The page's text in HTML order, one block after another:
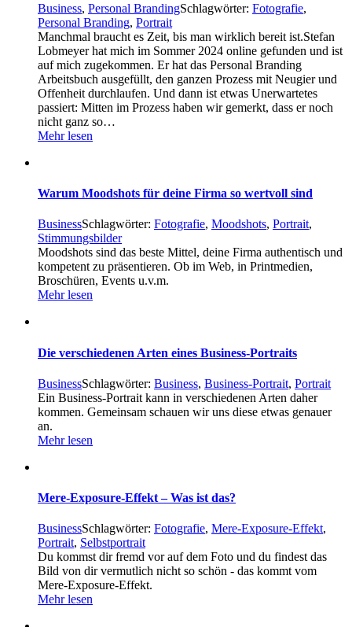
Business, Personal BrandingSchlagwörter: Fotografie,
Personal Branding, Portrait
Manchmal braucht es Zeit, bis man wirklich bereit ist.Stefan
Lobmeyer hat mich im Sommer 2024 online gefunden und ist
auf mich zugekommen. Er hat das Personal Branding
Arbeitsbuch ausgefüllt, den ganzen Prozess mit Neugier und
Offenheit durchlaufen. Und dann ist etwas Unerwartetes
passiert: Mitten im Prozess haben wir gemerkt, dass er noch
nicht ganz so…
Mehr lesen
Warum Moodshots für deine Firma so wertvoll sind
BusinessSchlagwörter: Fotografie, Moodshots, Portrait,
Stimmungsbilder
Moodshots sind das beste Mittel, deine Firma authentisch und
kompetent zu präsentieren. Ob im Web, in Printmedien,
Broschüren, Events u.v.m.
Mehr lesen
Die verschiedenen Arten eines Business-Portraits
BusinessSchlagwörter: Business, Business-Portrait, Portrait
Ein Business-Portrait kann in verschiedenen Arten daher
kommen. Gemeinsam schauen wir uns diese etwas genauer
an.
Mehr lesen
Mere-Exposure-Effekt – Was ist das?
BusinessSchlagwörter: Fotografie, Mere-Exposure-Effekt,
Portrait, Selbstportrait
Du kommst dir fremd vor auf dem Foto und du findest das
Bild von dir vermutlich nicht so schön - das kommt vom
Mere-Exposure-Effekt.
Mehr lesen